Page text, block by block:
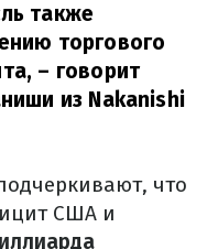
также
торгового
– говорит
из Nakanishi
что
США и